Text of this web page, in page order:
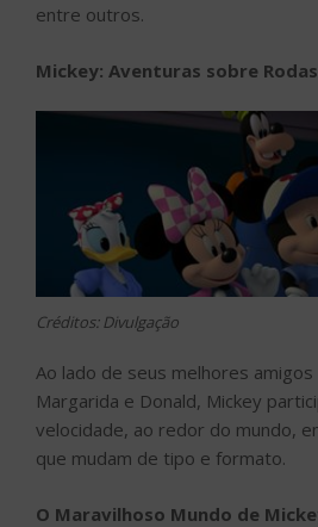
entre outros.
Mickey: Aventuras sobre
Créditos: Divulgação
Ao lado de seus melhores
Margarida e Donald, Mickey
velocidade, ao redor do mundo,
que mudam de tipo e formato.
O Maravilhoso Mundo de